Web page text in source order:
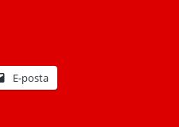
E-posta